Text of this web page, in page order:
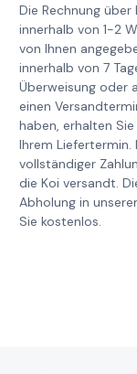
Die Rechnung
innerhalb von 1-2
von Ihnen
innerhalb von 7
Überweisung oder
einen
haben, erhalten
Ihrem Liefertermin.
vollständiger
die Koi versandt.
Abholung in
Sie kostenlos.